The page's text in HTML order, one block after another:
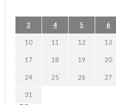
3 4 5 6
10 11 12 13
17 18 19 20
24 25 26 27
31